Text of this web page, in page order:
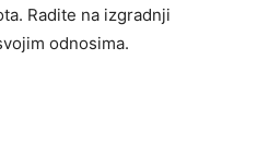
Radite na izgradnji
odnosima.